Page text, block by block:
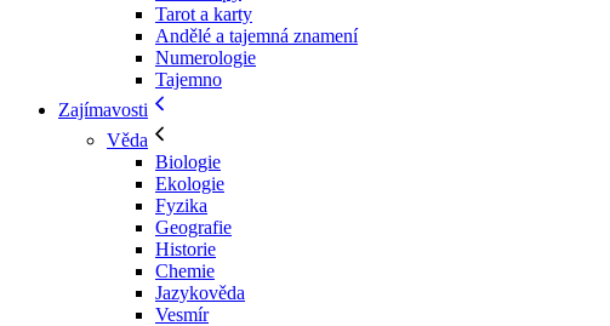
Tarot a karty
Andělé a tajemná znamení
Numerologie
Tajemno
Zajímavosti
Věda
Biologie
Ekologie
Fyzika
Geografie
Historie
Chemie
Jazykověda
Vesmír